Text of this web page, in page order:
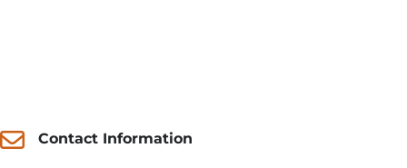
Contact Information